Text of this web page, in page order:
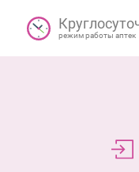
режим работы аптек